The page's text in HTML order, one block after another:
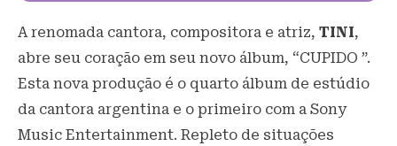
A renomada cantora, compositora e atriz, TINI,
abre seu coração em seu novo álbum, “CUPIDO ”.
Esta nova produção é o quarto álbum de estúdio
da cantora argentina e o primeiro com a Sony
Music Entertainment. Repleto de situações